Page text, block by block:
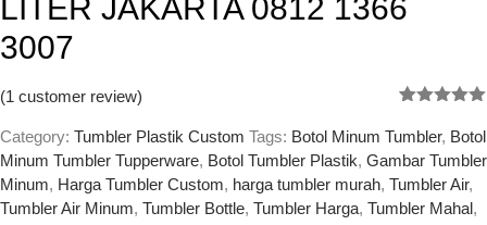
LITER JAKARTA 0812 1366
3007
out of 5
customer
rating
(1 customer review)
Category: Tumbler Plastik Custom Tags: Botol Minum Tumbler, Botol
Minum Tumbler Tupperware, Botol Tumbler Plastik, Gambar Tumbler
Minum, Harga Tumbler Custom, harga tumbler murah, Tumbler Air,
Tumbler Air Minum, Tumbler Bottle, Tumbler Harga, Tumbler Mahal,